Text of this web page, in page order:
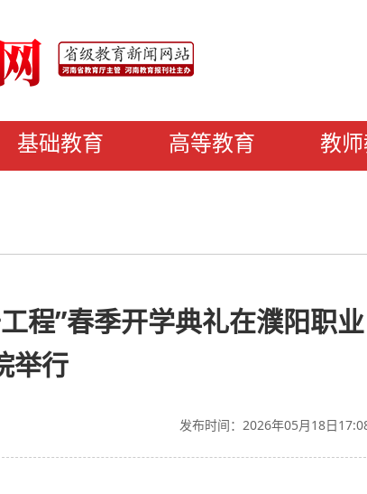
基础教育 高等教育 教
程”春季开学典礼在濮阳职业
举行
发布时间：2026年05月18日